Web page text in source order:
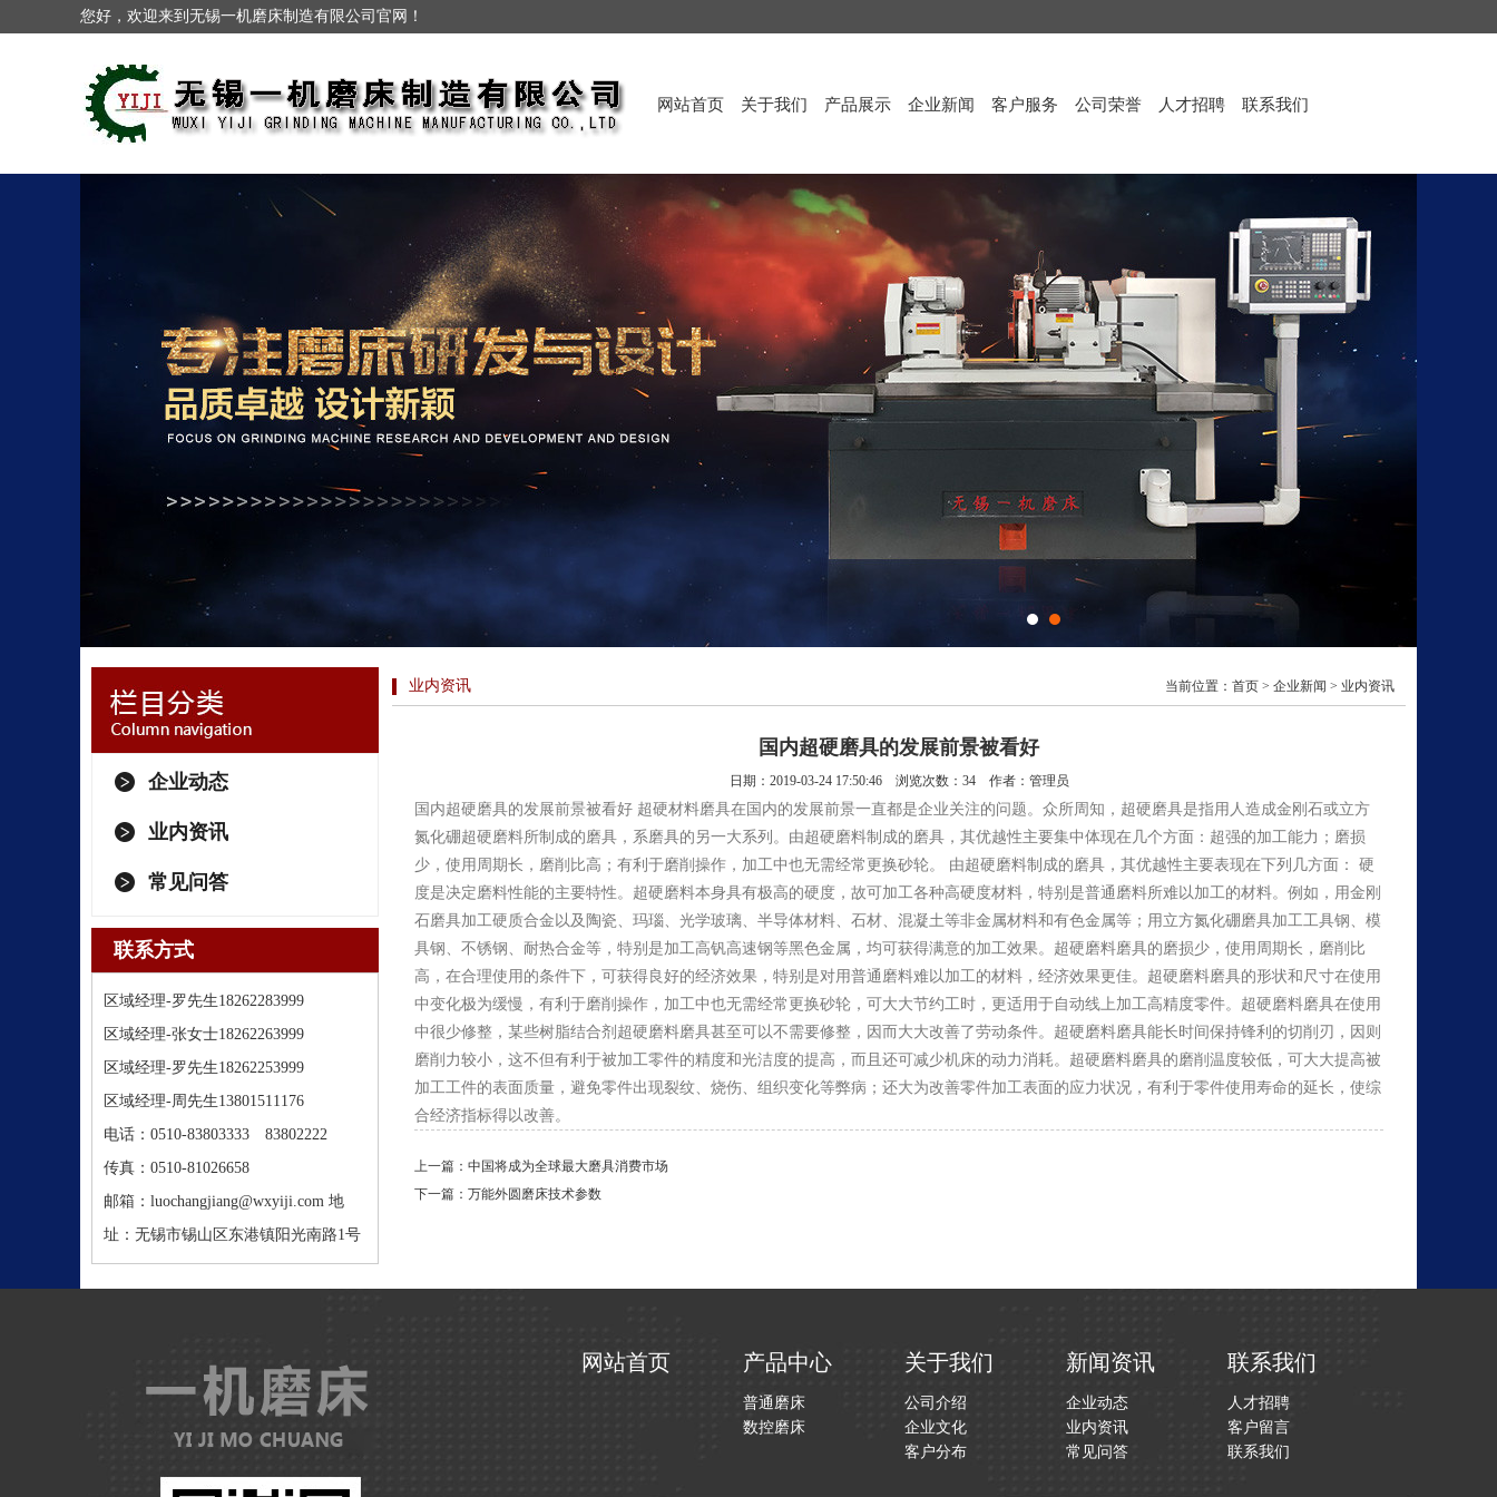
您好，欢迎来到无锡一机磨床制造有限公司官网！
网站首页 关于我们 产品展示 企业新闻 客户服务 公司荣誉 人才招聘 联系我们
企业动态
业内资讯
常见问答
联系方式
区域经理-罗先生18262283999
区域经理-张女士18262263999
区域经理-罗先生18262253999
区域经理-周先生13801511176
电话：0510-83803333 83802222
传真：0510-81026658
邮箱：luochangjiang@wxyiji.com 地
址：无锡市锡山区东港镇阳光南路1号
业内资讯 当前位置： 首页 > 企业新闻 > 业内资讯
国内超硬磨具的发展前景被看好
日期：2019-03-24 17:50:46 浏览次数： 34 作者：管理员
国内超硬磨具的发展前景被看好 超硬材料磨具在国内的发展前景一直都是企业关注的问题。众所周知，超硬磨具是指用人造成金刚石或立方
氮化硼超硬磨料所制成的磨具，系磨具的另一大系列。由超硬磨料制成的磨具，其优越性主要集中体现在几个方面：超强的加工能力；磨损
少，使用周期长，磨削比高；有利于磨削操作，加工中也无需经常更换砂轮。 由超硬磨料制成的磨具，其优越性主要表现在下列几方面： 硬
度是决定磨料性能的主要特性。超硬磨料本身具有极高的硬度，故可加工各种高硬度材料，特别是普通磨料所难以加工的材料。例如，用金刚
石磨具加工硬质合金以及陶瓷、玛瑙、光学玻璃、半导体材料、石材、混凝土等非金属材料和有色金属等；用立方氮化硼磨具加工工具钢、模
具钢、不锈钢、耐热合金等，特别是加工高钒高速钢等黑色金属，均可获得满意的加工效果。超硬磨料磨具的磨损少，使用周期长，磨削比
高，在合理使用的条件下，可获得良好的经济效果，特别是对用普通磨料难以加工的材料，经济效果更佳。超硬磨料磨具的形状和尺寸在使用
中变化极为缓慢，有利于磨削操作，加工中也无需经常更换砂轮，可大大节约工时，更适用于自动线上加工高精度零件。超硬磨料磨具在使用
中很少修整，某些树脂结合剂超硬磨料磨具甚至可以不需要修整，因而大大改善了劳动条件。超硬磨料磨具能长时间保持锋利的切削刃，因则
磨削力较小，这不但有利于被加工零件的精度和光洁度的提高，而且还可减少机床的动力消耗。超硬磨料磨具的磨削温度较低，可大大提高被
加工工件的表面质量，避免零件出现裂纹、烧伤、组织变化等弊病；还大为改善零件加工表面的应力状况，有利于零件使用寿命的延长，使综
合经济指标得以改善。
上一篇： 中国将成为全球最大磨具消费市场
下一篇： 万能外圆磨床技术参数
网站首页 产品中心
普通磨床
数控磨床
关于我们
公司介绍
企业文化
客户分布
新闻资讯
企业动态
业内资讯
常见问答
联系我们
人才招聘
客户留言
联系我们